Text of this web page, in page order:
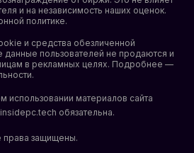
и на независимость наших оценок.
политике.
и средства обезличенной
данные пользователей не продаются и
в рекламных целях. Подробнее —
.
использовании материалов сайта
обязательна.
защищены.